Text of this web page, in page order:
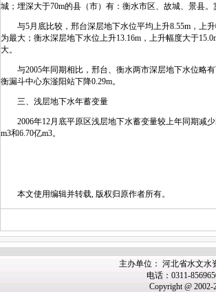
城；埋深大于70m的县（市）有：衡水市区、故城、景县
与5月底比较，邢台深层地下水位平均上升8.55m，上升
为最大；衡水深层地下水位上升13.16m，上升幅度大于
大。
与2005年同期相比，邢台、衡水两市深层地下水位略有
衡漏斗中心东滏阳站下降0.29m。
三、浅层地下水年蓄变量
2006年12月底平原区浅层地下水蓄变量较上年同期减少
m3和6.70亿m3。
本文使用编辑并转载, 版权归原作者所有。
主办单位： 河北省水文水
电话：0311-
Copyright @ 2002-